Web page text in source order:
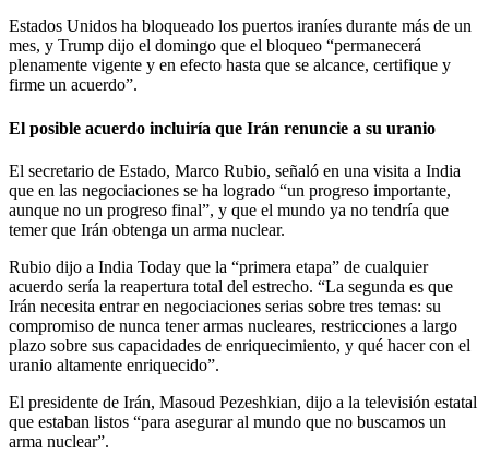
Estados Unidos ha bloqueado los puertos iraníes durante más de un
mes, y Trump dijo el domingo que el bloqueo “permanecerá
plenamente vigente y en efecto hasta que se alcance, certifique y
firme un acuerdo”.
El posible acuerdo incluiría que Irán renuncie a su uranio
El secretario de Estado, Marco Rubio, señaló en una visita a India
que en las negociaciones se ha logrado “un progreso importante,
aunque no un progreso final”, y que el mundo ya no tendría que
temer que Irán obtenga un arma nuclear.
Rubio dijo a India Today que la “primera etapa” de cualquier
acuerdo sería la reapertura total del estrecho. “La segunda es que
Irán necesita entrar en negociaciones serias sobre tres temas: su
compromiso de nunca tener armas nucleares, restricciones a largo
plazo sobre sus capacidades de enriquecimiento, y qué hacer con el
uranio altamente enriquecido”.
El presidente de Irán, Masoud Pezeshkian, dijo a la televisión estatal
que estaban listos “para asegurar al mundo que no buscamos un
arma nuclear”.